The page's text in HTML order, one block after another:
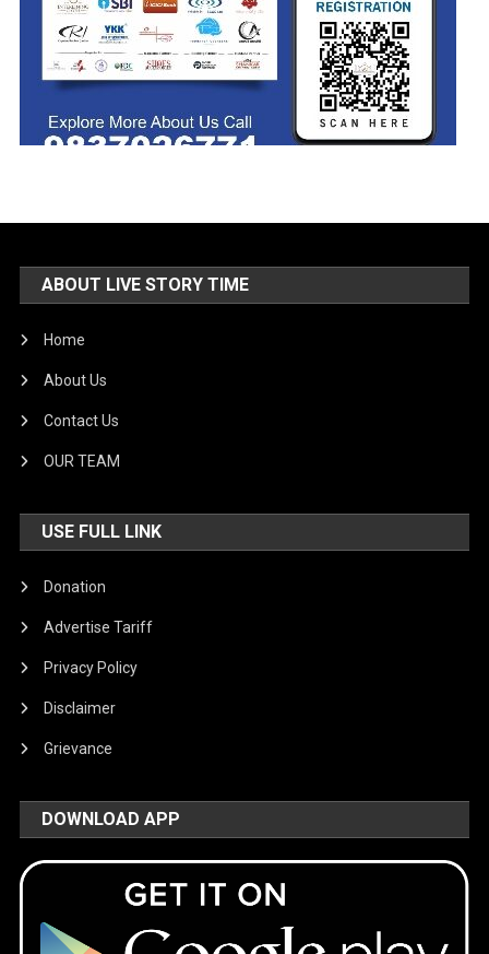
ABOUT LIVE STORY TIME
Home
About Us
Contact Us
OUR TEAM
USE FULL LINK
Donation
Advertise Tariff
Privacy Policy
Disclaimer
Grievance
DOWNLOAD APP